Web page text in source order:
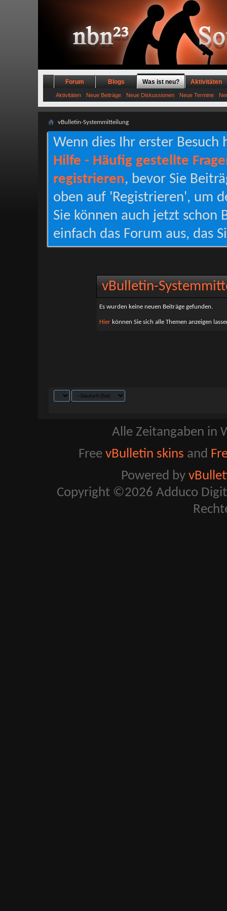
Forum Blogs Was ist neu?
Aktivitäten Neue Beiträge Neue Diskussionen Neue Termine
Aktivitäten
vBulletin-Systemmitteilung
Wenn dies Ihr erster Besuch
Hilfe - Häufig gestellte
registrieren, bevor Sie
oben auf 'Registrieren', um
Sie können auch jetzt schon
einfach das Forum aus, das
vBulletin-
Es wurden keine neuen Beiträge gefunden.
Hier können Sie sich alle Themen anzeigen
Alle Zeitangaben in
Free vBulletin skins and
Powered by
Copyright ©2026 Adduco